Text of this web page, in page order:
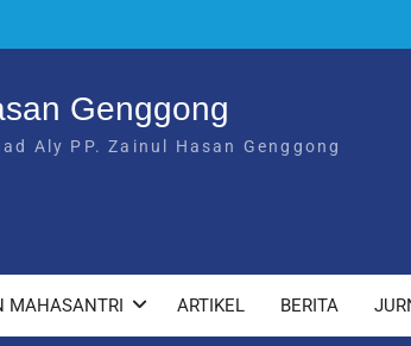
Genggong
Aly PP. Zainul Hasan Genggong
MAHASANTRI ARTIKEL BERITA